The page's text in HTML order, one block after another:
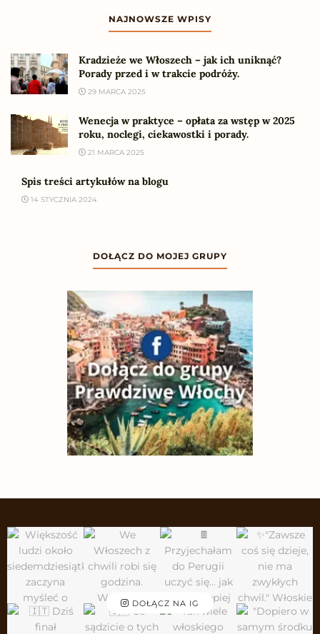
NAJNOWSZE WPISY
Kradzieże we Włoszech – jak ich uniknąć?
Porady przed i w trakcie podróży.
29 MARCA 2025
Wenecja w praktyce – opłata za wstęp w 2025
roku, noclegi, ciekawostki i porady.
21 MARCA 2025
Spis treści artykułów na blogu
14 STYCZNIA 2024
DOŁĄCZ DO MOJEJ GRUPY
DOŁĄCZ NA IG